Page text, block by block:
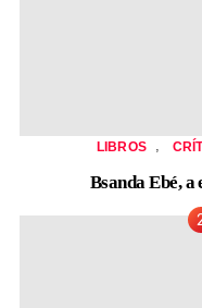
LIBROS ,
Bsanda Ebé, a